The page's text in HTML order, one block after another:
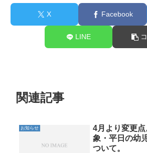
X Facebook
LINE
関連記事
お知らせ
4月より変更
象・平日の幼
ついて。